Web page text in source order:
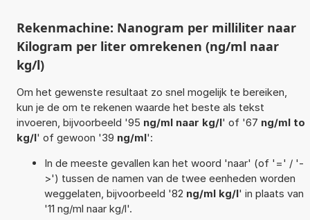
Rekenmachine: Nanogram per milliliter naar
Kilogram per liter omrekenen (ng/ml naar
kg/l)
Om het gewenste resultaat zo snel mogelijk te bereiken,
kun je de om te rekenen waarde het beste als tekst
invoeren, bijvoorbeeld '95 ng/ml naar kg/l' of '67 ng/ml to
kg/l' of gewoon '39 ng/ml':
In de meeste gevallen kan het woord 'naar' (of '=' / '-
>') tussen de namen van de twee eenheden worden
weggelaten, bijvoorbeeld '82 ng/ml kg/l' in plaats van
'11 ng/ml naar kg/l'.